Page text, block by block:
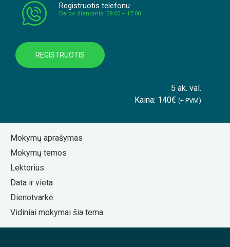
Registruotis telefonu
Darbo dienomis: 08:00 – 17:00
REGISTRUOTIS
5 ak. val.
Kaina: 140€ (+ PVM)
Mokymų aprašymas
Mokymų temos
Lektorius
Data ir vieta
Dienotvarkė
Vidiniai mokymai šia tema